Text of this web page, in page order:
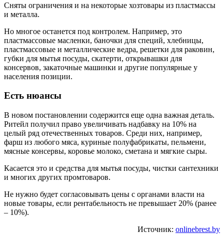
Сняты ограничения и на некоторые хозтовары из пластмассы
и металла.
Но многое останется под контролем. Например, это
пластмассовые масленки, баночки для специй, хлебницы,
пластмассовые и металлические ведра, решетки для раковин,
губки для мытья посуды, скатерти, открывашки для
консервов, закаточные машинки и другие популярные у
населения позиции.
Есть нюансы
В новом постановлении содержится еще одна важная деталь.
Ритейл получил право увеличивать надбавку на 10% на
целый ряд отечественных товаров. Среди них, например,
фарш из любого мяса, куриные полуфабрикаты, пельмени,
мясные консервы, коровье молоко, сметана и мягкие сыры.
Касается это и средства для мытья посуды, чистки сантехники
и многих других промтоваров.
Не нужно будет согласовывать цены с органами власти на
новые товары, если рентабельность не превышает 20% (ранее
– 10%).
Источник: onlinebrest.by